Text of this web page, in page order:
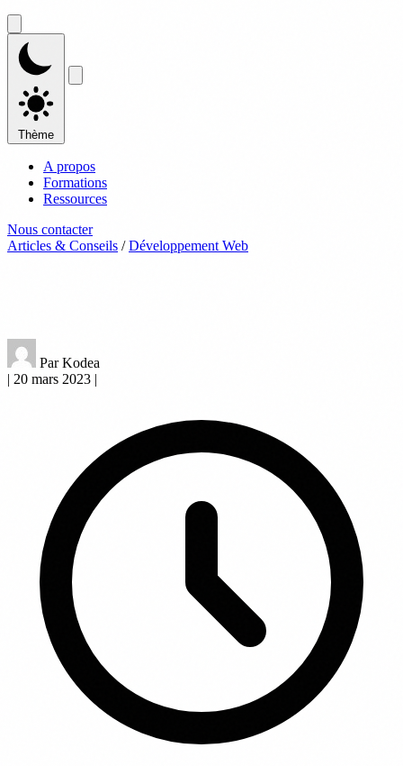
Thème
A propos
Formations
Ressources
Nous contacter
Articles & Conseils / Développement Web
Par Kodea
| 20 mars 2023 |